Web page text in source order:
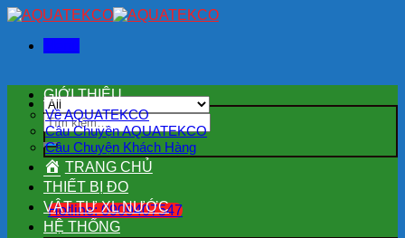
Skip
content
Tìm
kiếm:
Hotline: 0909407547
GIỚI THIỆU
Về AQUATEKCO
Câu Chuyện AQUATEKCO
Câu Chuyện Khách Hàng
TRANG CHỦ
THIẾT BỊ ĐO
VẬT TƯ XL NƯỚC
HỆ THỐNG